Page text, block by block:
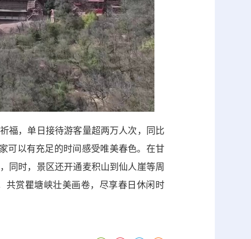
，单日接待游客量超两万人次，同比
可以有充足的时间感受唯美春色。在甘
同时，景区还开通麦积山到仙人崖等周
共赏瞿塘峡壮美画卷，尽享春日休闲时